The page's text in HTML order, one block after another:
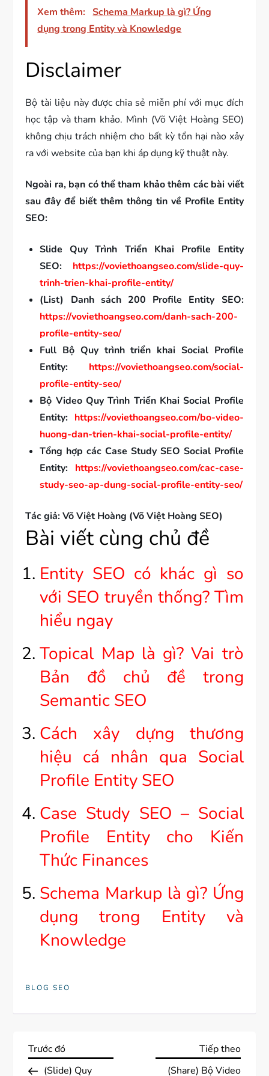
Xem thêm: Schema Markup là gì? Ứng
dụng trong Entity và Knowledge
Disclaimer
Bộ tài liệu này được chia sẻ miễn phí với mục đích
học tập và tham khảo. Mình (Võ Việt Hoàng SEO)
không chịu trách nhiệm cho bất kỳ tổn hại nào xảy
ra với website của bạn khi áp dụng kỹ thuật này.
Ngoài ra, bạn có thể tham khảo thêm các bài viết
sau đây để biết thêm thông tin về Profile Entity
SEO:
Slide
Quy Trình Triển Khai Profile Entity
SEO: https://voviethoangseo.com/slide-quy-
trinh-trien-khai-profile-entity/
(List) Danh sách 200 Profile Entity SEO:
https://voviethoangseo.com/danh-sach-200-
profile-entity-seo/
Full Bộ Quy trình triển khai Social Profile
Entity: https://voviethoangseo.com/social-
profile-entity-seo/
Bộ Video Quy Trình Triển Khai Social Profile
Entity: https://voviethoangseo.com/bo-video-
huong-dan-trien-khai-social-profile-entity/
Tổng hợp các Case Study SEO Social Profile
Entity: https://voviethoangseo.com/cac-case-
study-seo-ap-dung-social-profile-entity-seo/
Tác giả: Võ Việt Hoàng (Võ Việt Hoàng SEO)
Bài viết cùng chủ đề
Entity SEO có khác gì so
với SEO truyền thống? Tìm
hiểu ngay
Topical Map là gì? Vai trò
Bản đồ chủ đề trong
Semantic SEO
Cách xây dựng thương
hiệu cá nhân qua Social
Profile Entity SEO
Case Study SEO – Social
Profile Entity cho Kiến
Thức Finances
Schema Markup là gì? Ứng
dụng trong Entity và
Knowledge
BLOG SEO
Đ
Previous
Post
Trước đó
(Slide) Quy
Next
Tiếp theo
(Share) Bộ Video